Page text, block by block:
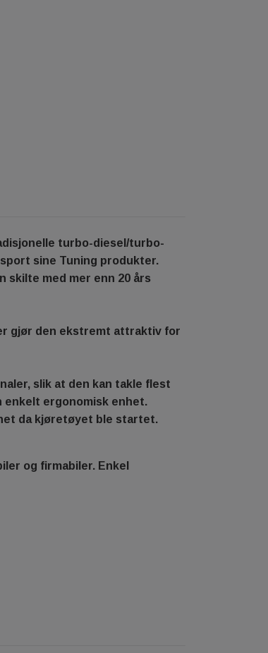
turbo-diesel/turbo-
sine Tuning produkter.
skilte med mer enn 20 års
gjør den ekstremt attraktiv for
slik at den kan takle flest
enkelt ergonomisk enhet.
da kjøretøyet ble startet.
og firmabiler. Enkel